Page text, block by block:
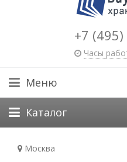
+7
Часы
Меню
Каталог
Москва